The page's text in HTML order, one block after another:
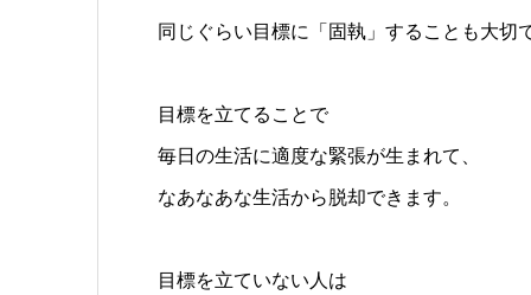
同じぐらい目標に「固執」することも大切
目標を立てることで
毎日の生活に適度な緊張が生まれて、
なあなあな生活から脱却できます。
目標を立ていない人は